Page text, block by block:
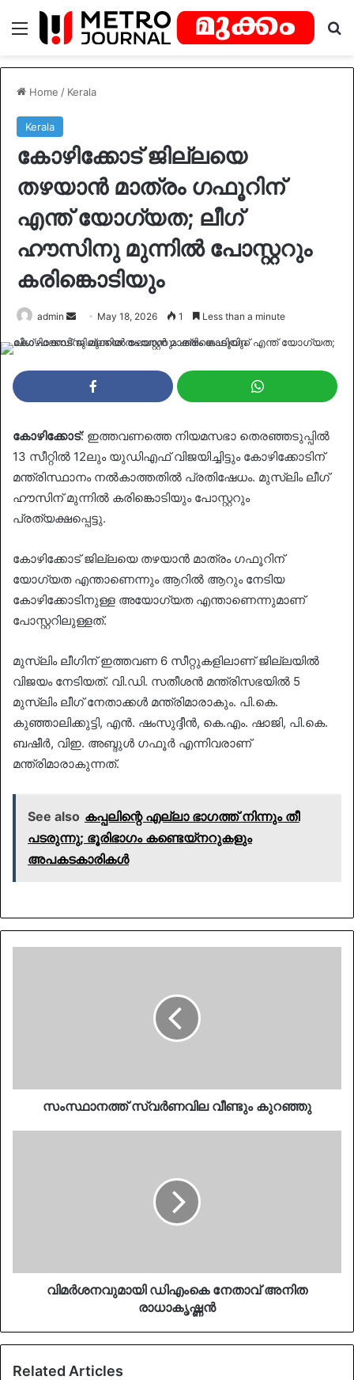
Menu
Home / Kerala
Kerala
കോഴിക്കോട് ജില്ലയെ
തഴയാൻ മാത്രം ഗഫൂറിന്
എന്ത് യോഗ‍്യത; ലീഗ്
ഹൗസിനു മുന്നിൽ പോസ്റ്ററും
കരിങ്കൊടിയും
admin
Send
email
May 18, 2026 1 Less than a minute
കോഴിക്കോട്: ഇത്തവണത്തെ നിയമസഭാ തെരഞ്ഞടുപ്പിൽ
13 സീറ്റിൽ 12ലും യുഡിഎഫ് വിജയിച്ചിട്ടും കോഴിക്കോടിന്
മന്ത്രിസ്ഥാനം നൽകാത്തതിൽ പ്രതിഷേധം. മുസ്‌ലിം ലീഗ്
ഹൗസിന് മുന്നിൽ കരിങ്കൊടിയും പോസ്റ്ററും
പ്രത‍്യക്ഷപ്പെട്ടു.
കോഴിക്കോട് ജില്ലയെ തഴയാൻ മാത്രം ഗഫൂറിന്
യോഗ‍്യത എന്താണെന്നും ആറിൽ ആറും നേടിയ
കോഴിക്കോടിനുള്ള അയോഗ‍്യത എന്താണെന്നുമാണ്
പോസ്റ്ററിലുള്ളത്.
മുസ്‌ലിം ലീഗിന് ഇത്തവണ 6 സീറ്റുകളിലാണ് ജില്ലയിൽ
വിജയം നേടിയത്. വി.ഡി. സതീശൻ മന്ത്രിസഭയിൽ 5
മുസ്‌ലിം ലീഗ് നേതാക്കൾ മന്ത്രിമാരാകും. പി.കെ.
കുഞ്ഞാലിക്കുട്ടി, എൻ. ഷംസുദ്ദീൻ, കെ.എം. ഷാജി, പി.കെ.
ബഷീർ, വിഇ. അബ്ദുൾ ഗഫൂർ എന്നിവരാണ്
മന്ത്രിമാരാകുന്നത്.
See also കപ്പലിന്റെ എല്ലാ ഭാഗത്ത് നിന്നും തീ
പടരുന്നു; ഭൂരിഭാഗം കണ്ടെയ്‌നറുകളും
അപകടകാരികൾ
സംസ്ഥാനത്ത് സ്വർണവില വീണ്ടും കുറഞ്ഞു
വിമർശനവുമായി ഡിഎംകെ നേതാവ് അനിത
രാധാകൃഷ്ണൻ
Related Articles